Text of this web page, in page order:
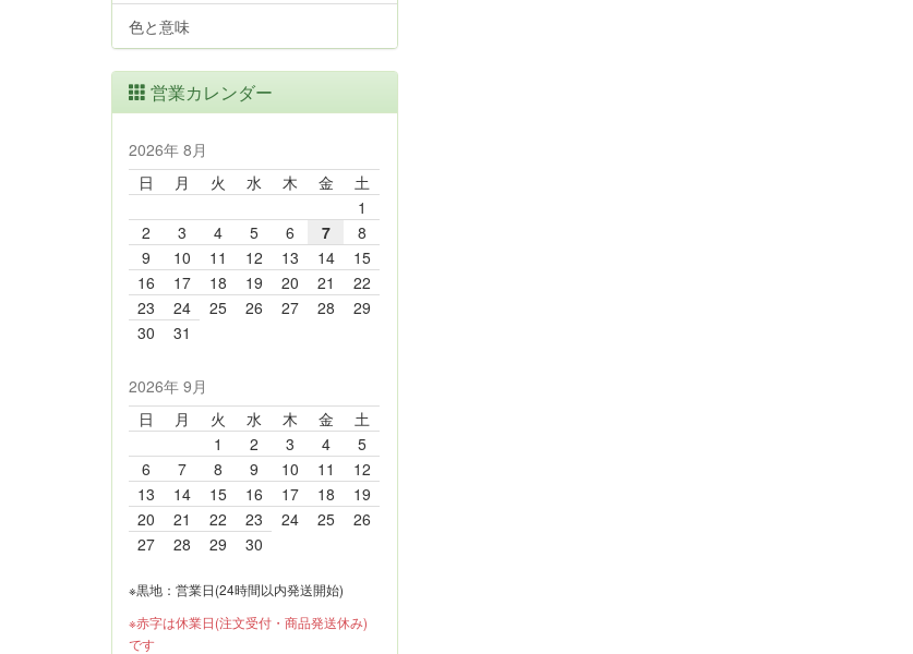
色と意味
営業カレンダー
2026年 8月
日
月 火 水 木 金
土
1
2
3 4 5 6 7
8
9
10 11 12 13 14
15
16
17 18 19 20 21
22
23
24 25 26 27 28
29
30
31
2026年 9月
日
月 火 水 木 金
土
1
2 3 4
5
6
7 8 9 10 11
12
13
14 15 16 17 18
19
20
21 22 23 24 25
26
27
28 29 30
※黒地：営業日(24時間以内発送開始)
※赤字は休業日(注文受付・商品発送休み)
です